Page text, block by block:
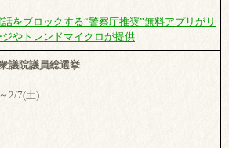
をブロックする“警察庁推奨”無料アプリがリ
やトレンドマイクロが提供
議院議員総選挙
2/7(土)